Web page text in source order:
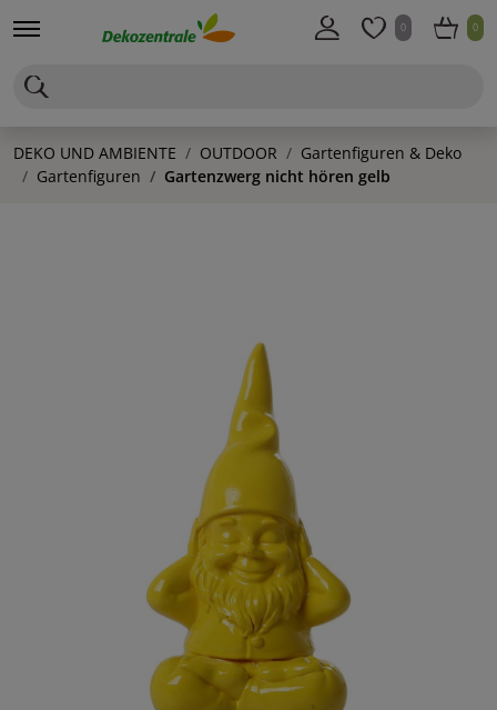
0 0
DEKO UND AMBIENTE OUTDOOR
Gartenfiguren & Deko
Gartenfiguren
Gartenzwerg nicht hören gelb